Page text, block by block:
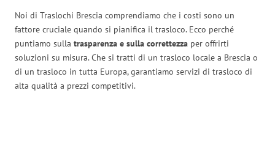
Noi di Traslochi Brescia comprendiamo che i costi sono un
fattore cruciale quando si pianifica il trasloco. Ecco perché
puntiamo sulla trasparenza e sulla correttezza per offrirti
soluzioni su misura. Che si tratti di un trasloco locale a Brescia o
di un trasloco in tutta Europa, garantiamo servizi di trasloco di
alta qualità a prezzi competitivi.